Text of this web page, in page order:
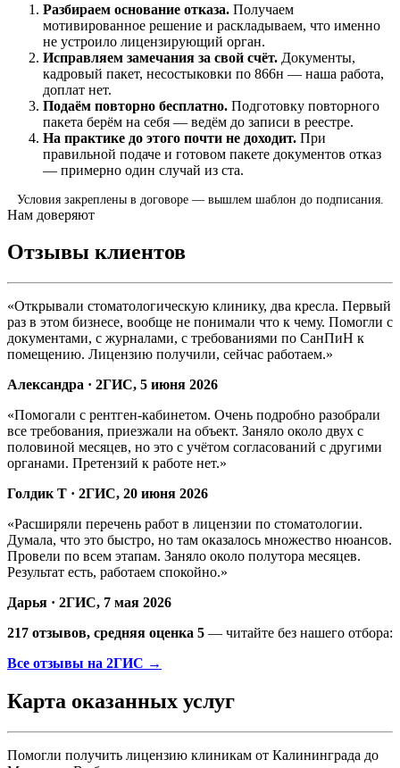
Разбираем основание отказа. Получаем
мотивированное решение и раскладываем, что именно
не устроило лицензирующий орган.
Исправляем замечания за свой счёт. Документы,
кадровый пакет, несостыковки по 866н — наша работа,
доплат нет.
Подаём повторно бесплатно. Подготовку повторного
пакета берём на себя — ведём до записи в реестре.
На практике до этого почти не доходит. При
правильной подаче и готовом пакете документов отказ
— примерно один случай из ста.
Условия закреплены в договоре — вышлем шаблон до подписания.
Нам доверяют
Отзывы клиентов
«Открывали стоматологическую клинику, два кресла. Первый
раз в этом бизнесе, вообще не понимали что к чему. Помогли с
документами, с журналами, с требованиями по СанПиН к
помещению. Лицензию получили, сейчас работаем.»
Александра · 2ГИС, 5 июня 2026
«Помогали с рентген-кабинетом. Очень подробно разобрали
все требования, приезжали на объект. Заняло около двух с
половиной месяцев, но это с учётом согласований с другими
органами. Претензий к работе нет.»
Голдик Т · 2ГИС, 20 июня 2026
«Расширяли перечень работ в лицензии по стоматологии.
Думала, что это быстро, но там оказалось множество нюансов.
Провели по всем этапам. Заняло около полутора месяцев.
Результат есть, работаем спокойно.»
Дарья · 2ГИС, 7 мая 2026
217 отзывов, средняя оценка 5 — читайте без нашего отбора:
Все отзывы на 2ГИС →
Карта оказанных услуг
Помогли получить лицензию клиникам от Калининграда до